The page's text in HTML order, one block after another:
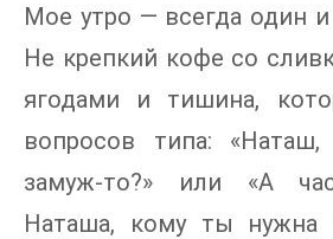
Мое утро — всегда один
Не крепкий кофе со
ягодами и тишина,
вопросов типа:
замуж-то?» или «А
Наташа, кому ты нужна